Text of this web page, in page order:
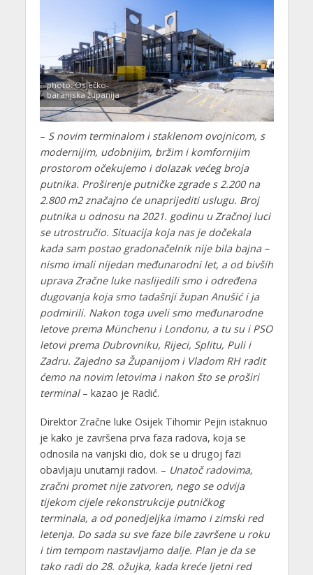
photo: Osječko-
baranjska županija
– S novim terminalom i staklenom ovojnicom, s
modernijim, udobnijim, bržim i komfornijim
prostorom očekujemo i dolazak većeg broja
putnika. Proširenje putničke zgrade s 2.200 na
2.800 m2 značajno će unaprijediti uslugu. Broj
putnika u odnosu na 2021. godinu u Zračnoj luci
se utrostručio. Situacija koja nas je dočekala
kada sam postao gradonačelnik nije bila bajna –
nismo imali nijedan međunarodni let, a od bivših
uprava Zračne luke naslijedili smo i određena
dugovanja koja smo tadašnji župan Anušić i ja
podmirili. Nakon toga uveli smo međunarodne
letove prema Münchenu i Londonu, a tu su i PSO
letovi prema Dubrovniku, Rijeci, Splitu, Puli i
Zadru. Zajedno sa Županijom i Vladom RH radit
ćemo na novim letovima i nakon što se proširi
terminal– kazao je Radić.
Direktor Zračne luke Osijek Tihomir Pejin istaknuo
je kako je završena prva faza radova, koja se
odnosila na vanjski dio, dok se u drugoj fazi
obavljaju unutarnji radovi. – Unatoč radovima,
zračni promet nije zatvoren, nego se odvija
tijekom cijele rekonstrukcije putničkog
terminala, a od ponedjeljka imamo i zimski red
letenja. Do sada su sve faze bile završene u roku
i tim tempom nastavljamo dalje. Plan je da se
tako radi do 28. ožujka, kada kreće ljetni red